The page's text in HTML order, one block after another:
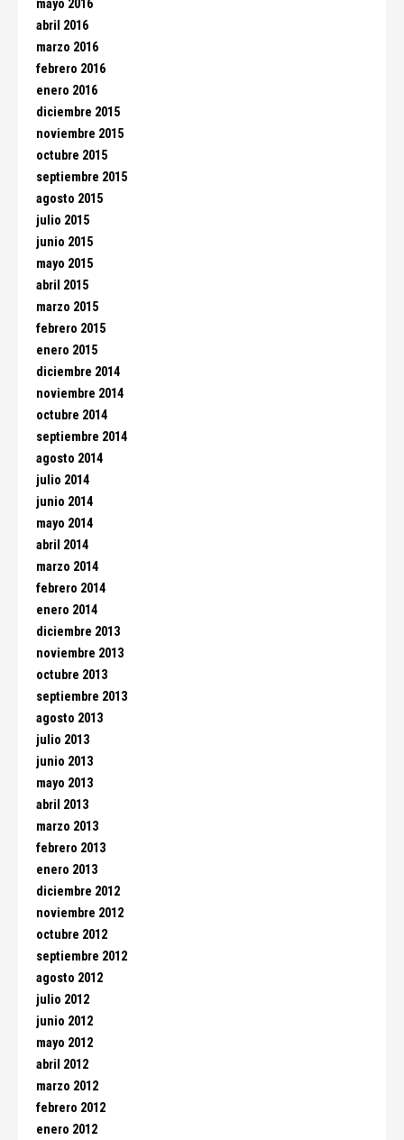
mayo 2016
abril 2016
marzo 2016
febrero 2016
enero 2016
diciembre 2015
noviembre 2015
octubre 2015
septiembre 2015
agosto 2015
julio 2015
junio 2015
mayo 2015
abril 2015
marzo 2015
febrero 2015
enero 2015
diciembre 2014
noviembre 2014
octubre 2014
septiembre 2014
agosto 2014
julio 2014
junio 2014
mayo 2014
abril 2014
marzo 2014
febrero 2014
enero 2014
diciembre 2013
noviembre 2013
octubre 2013
septiembre 2013
agosto 2013
julio 2013
junio 2013
mayo 2013
abril 2013
marzo 2013
febrero 2013
enero 2013
diciembre 2012
noviembre 2012
octubre 2012
septiembre 2012
agosto 2012
julio 2012
junio 2012
mayo 2012
abril 2012
marzo 2012
febrero 2012
enero 2012